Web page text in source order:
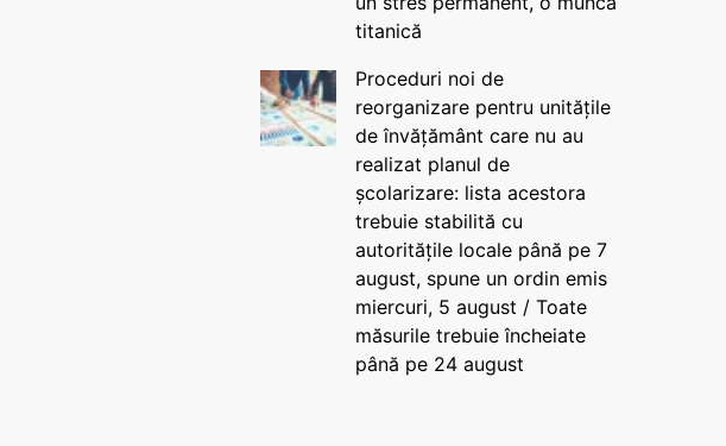
titanică
Proceduri noi de
reorganizare pentru unitățile
de învățământ care nu au
realizat planul de
școlarizare: lista acestora
trebuie stabilită cu
autoritățile locale până pe 7
august, spune un ordin emis
miercuri, 5 august / Toate
măsurile trebuie încheiate
până pe 24 august